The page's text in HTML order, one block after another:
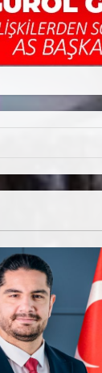
3. KADEME GÜREŞ
HAKKINDA
2. Kademe Güreş
Haziran 29, 2026
3. Kademe Güreş
Eğitimi Sivas’ta
Haziran 24, 2026
TÜRKİYE GÜREŞ